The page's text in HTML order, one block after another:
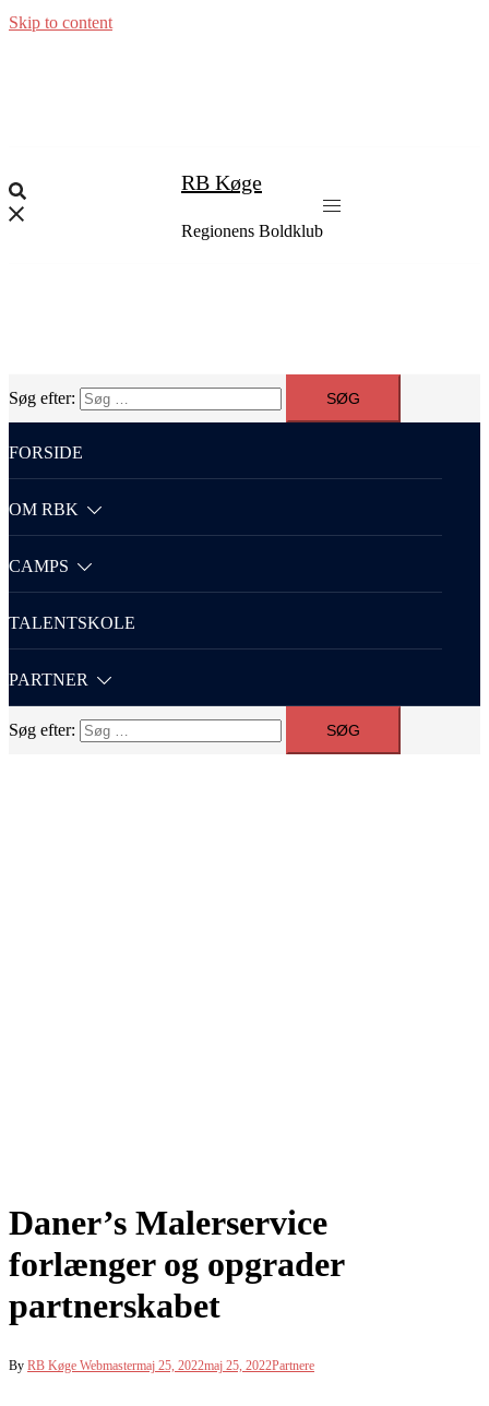
Skip to content
RB Køge
Regionens Boldklub
Søg efter:
FORSIDE
OM RBK
CAMPS
TALENTSKOLE
PARTNER
Søg efter:
Daner’s Malerservice
forlænger og opgrader
partnerskabet
By RB Køge Webmastermaj 25, 2022maj 25, 2022Partnere